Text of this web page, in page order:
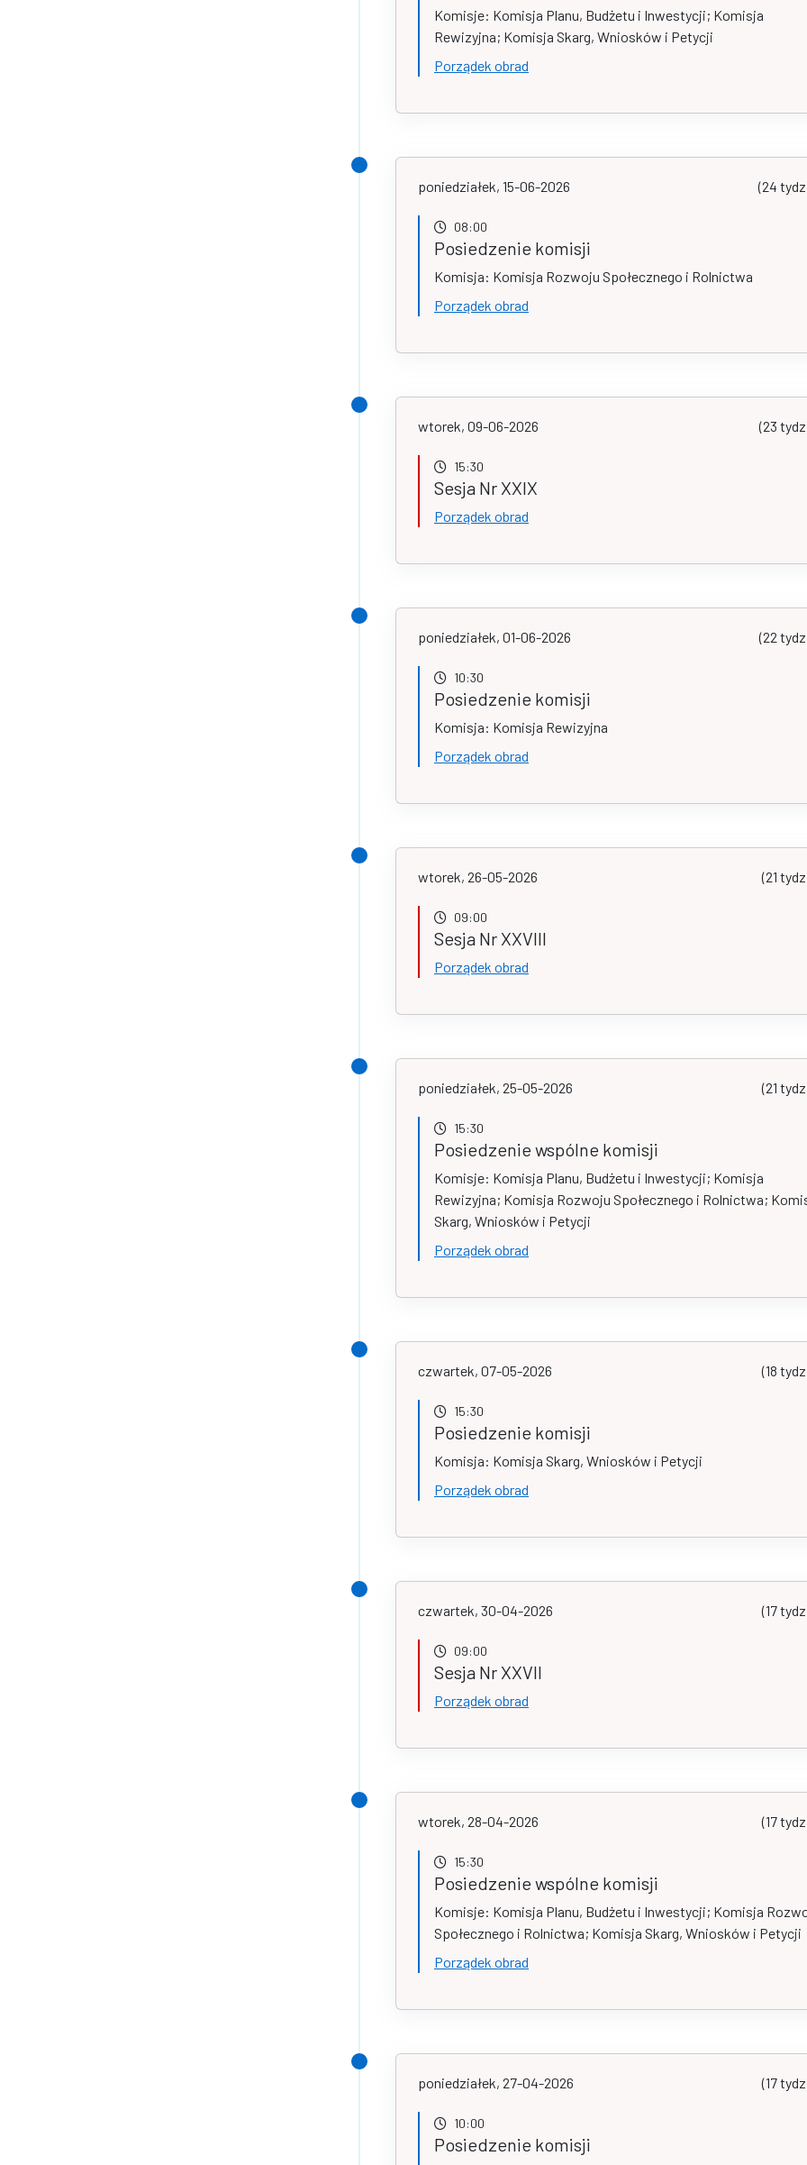
Komisje: Komisja Planu, Budżetu i Inwestycji; Komisja
Rewizyjna; Komisja Skarg, Wniosków i Petycji
Porządek obrad
poniedziałek, 15-06-2026 (24
08:00
Posiedzenie komisji
Komisja: Komisja Rozwoju Społecznego i Rolnictwa
Porządek obrad
wtorek, 09-06-2026 (23
15:30
Sesja Nr XXIX
Porządek obrad
poniedziałek, 01-06-2026 (22
10:30
Posiedzenie komisji
Komisja: Komisja Rewizyjna
Porządek obrad
wtorek, 26-05-2026 (21
09:00
Sesja Nr XXVIII
Porządek obrad
poniedziałek, 25-05-2026 (21
15:30
Posiedzenie wspólne komisji
Komisje: Komisja Planu, Budżetu i Inwestycji; Komisja
Rewizyjna; Komisja Rozwoju Społecznego i Rolnictwa;
Skarg, Wniosków i Petycji
Porządek obrad
czwartek, 07-05-2026 (18
15:30
Posiedzenie komisji
Komisja: Komisja Skarg, Wniosków i Petycji
Porządek obrad
czwartek, 30-04-2026 (17
09:00
Sesja Nr XXVII
Porządek obrad
wtorek, 28-04-2026 (17
15:30
Posiedzenie wspólne komisji
Komisje: Komisja Planu, Budżetu i Inwestycji; Komisja
Społecznego i Rolnictwa; Komisja Skarg, Wniosków i Petycji
Porządek obrad
poniedziałek, 27-04-2026 (17
10:00
Posiedzenie komisji